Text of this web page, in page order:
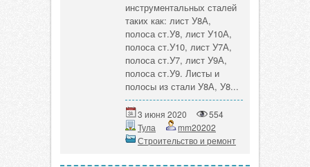
инструментальных сталей
таких как: лист У8А,
полоса ст.У8, лист У10А,
полоса ст.У10, лист У7А,
полоса ст.У7, лист У9А,
полоса ст.У9. Листы и
полосы из стали У8А, У8...
3 июня 2020
554
Тула
mm20202
Строительство и ремонт